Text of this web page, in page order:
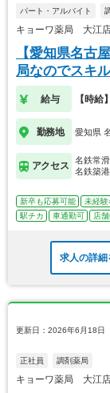
パート・アルバイト
キョーワ薬局 大江
【愛知県名古
局なのでスキ
給与 【時
勤務地 愛知県
アクセス
名鉄常
名鉄築
新卒も応募可能 未経験
駅チカ
車通勤可 店
求人の詳細
更新日：2026年6月18日
正社員 調剤薬局
キョーワ薬局 大江